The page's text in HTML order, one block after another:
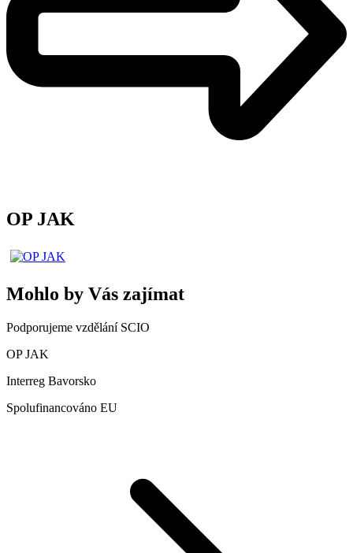
OP JAK
Mohlo by Vás zajímat
Podporujeme vzdělání SCIO
OP JAK
Interreg Bavorsko
Spolufinancováno EU